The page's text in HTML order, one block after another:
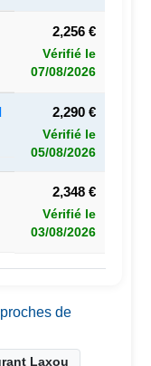
2,256 €
Vérifié le
07/08/2026
2,290 €
Vérifié le
05/08/2026
2,348 €
Vérifié le
03/08/2026
de
Laxou